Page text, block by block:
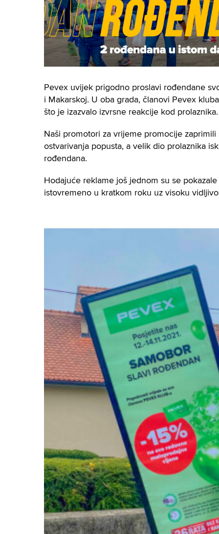
Pevex uvijek prigodno proslavi rođendane
i Makarskoj. U oba grada, članovi Pevex
što je izazvalo izvrsne reakcije kod prolaznika.
Naši promotori za vrijeme promocije
ostvarivanja popusta, a velik dio prolaznika
rođendana.
Hodajuće reklame još jednom su se
istovremeno u kratkom roku uz visoku